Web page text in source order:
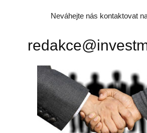
Neváhejte nás kontaktovat